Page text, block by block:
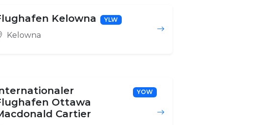
Kelowna YLW
Kelowna
Ottawa
Cartier
YOW